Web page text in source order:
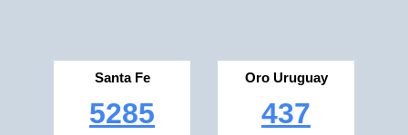
Santa Fe
5285
Oro Uruguay
437